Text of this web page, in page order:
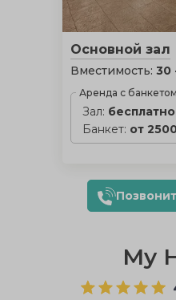
Основной зал
Вместимость: 30
Аренда с банкетом
Зал: бесплатно
Банкет: от
My